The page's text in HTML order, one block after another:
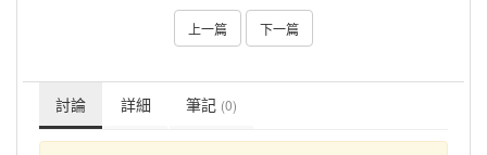
上一篇 下一篇
討論 詳細 筆記 (0)